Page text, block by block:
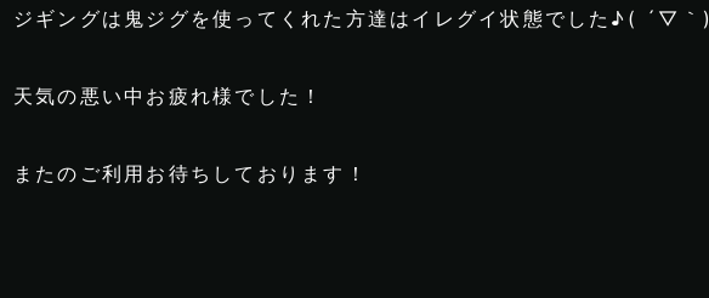
ジギングは鬼ジグを使ってくれた方達はイレグイ状態でした♪( ´▽｀)
天気の悪い中お疲れ様でした！
またのご利用お待ちしております！